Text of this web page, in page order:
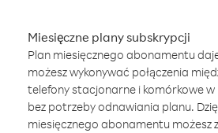
Miesięczne plany subskrypcji
Plan miesięcznego abonamentu
możesz wykonywać połączenia
telefony stacjonarne i komórkowe w
bez potrzeby odnawiania planu.
miesięcznego abonamentu możesz